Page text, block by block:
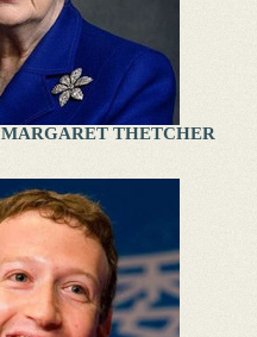
MARGARET THETCHER